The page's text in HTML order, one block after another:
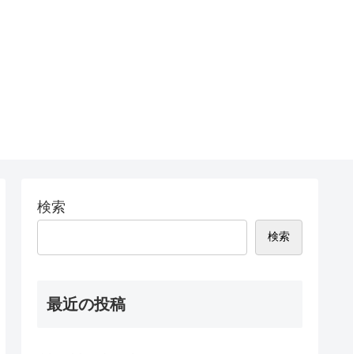
検索
検索
最近の投稿